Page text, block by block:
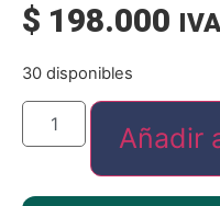
$ 198.000
30 disponibles
Añadir